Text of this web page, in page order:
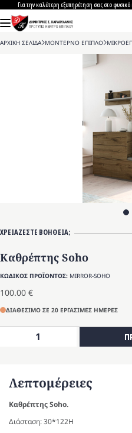
to
content
Για την καλύτερη εξυπηρέτηση σας στο
ΑΡΧΙΚΗ ΣΕΛΙΔΑ>ΜΟΝΤΕΡΝΟ ΕΠΙΠΛΟ>
ΧΡΕΙΑΖΕΣΤΕ ΒΟΗΘΕΙΑ;
Καθρέπτης Soho
ΚΩΔΙΚΟΣ ΠΡΟΪΟΝΤΟΣ: MIRROR-SOHO
100.00 €
ΔΙΑΘΕΣΙΜΟ ΣΕ 20 ΕΡΓΑΣΙΜΕΣ ΗΜΕΡΕΣ
Καθρέπτης
Λεπτομέρειες
Καθρέπτης Soho.
Διάσταση: 30*122Η